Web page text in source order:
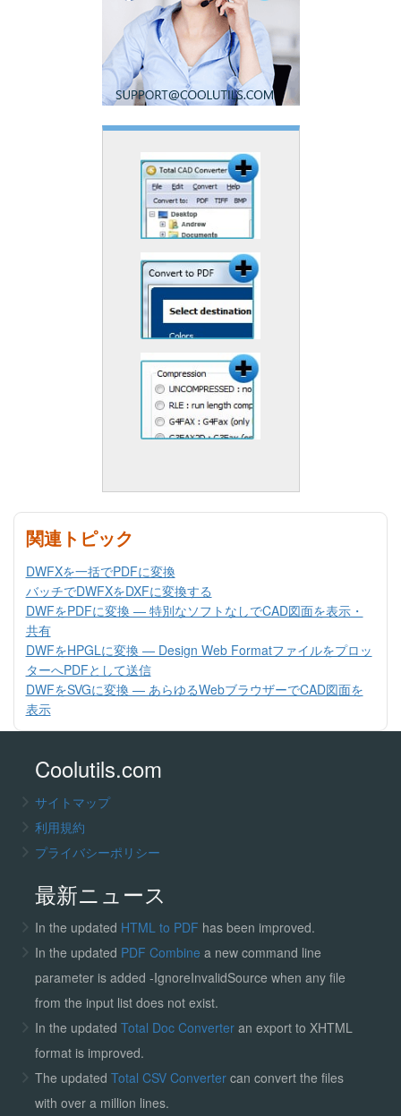
関連トピック
DWFXを一括でPDFに変換
バッチでDWFXをDXFに変換する
DWFをPDFに変換 — 特別なソフトなしでCAD図面を表示・
共有
DWFをHPGLに変換 — Design Web Formatファイルをプロッ
ターへPDFとして送信
DWFをSVGに変換 — あらゆるWebブラウザーでCAD図面を
表示
Coolutils.com
サイトマップ
利用規約
プライバシーポリシー
最新ニュース
In the updated HTML to PDF has been improved.
In the updated PDF Combine a new command line
parameter is added -IgnoreInvalidSource when any file
from the input list does not exist.
In the updated Total Doc Converter an export to XHTML
format is improved.
The updated Total CSV Convertercan convert the files
with over a million lines.